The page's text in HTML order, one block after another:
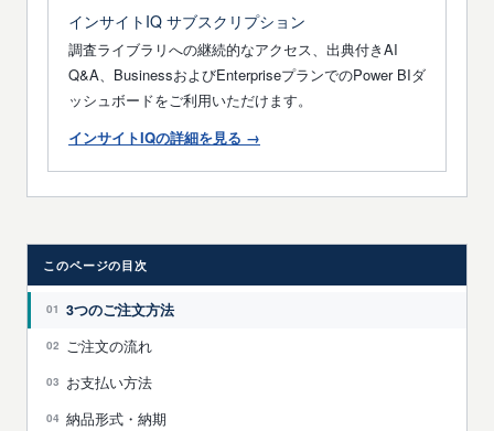
インサイトIQ サブスクリプション
調査ライブラリへの継続的なアクセス、出典付きAI
Q&A、BusinessおよびEnterpriseプランでのPower BIダ
ッシュボードをご利用いただけます。
インサイトIQの詳細を見る →
このページの目次
3つのご注文方法
ご注文の流れ
お支払い方法
納品形式・納期